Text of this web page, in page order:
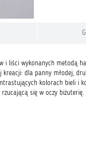
i liści wykonanych metodą
dla panny młodej,
kolorach bieli i
się w oczy biżuterię.